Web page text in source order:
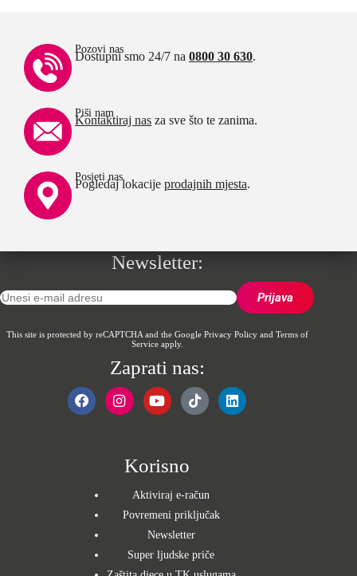
Pozovi nas
Dostupni smo 24/7 na 0800 30 630.
Piši nam
Kontaktiraj nas za sve što te zanima.
Posjeti nas
Pogledaj lokacije prodajnih mjesta.
Korisno
Aktiviraj e-račun
Povremeni priključak
Newsletter
Super ljudske priče
Newsletter:
This site is protected by reCAPTCHA and the Google Privacy Policyand Terms of
Serviceapply.
Zaprati nas: